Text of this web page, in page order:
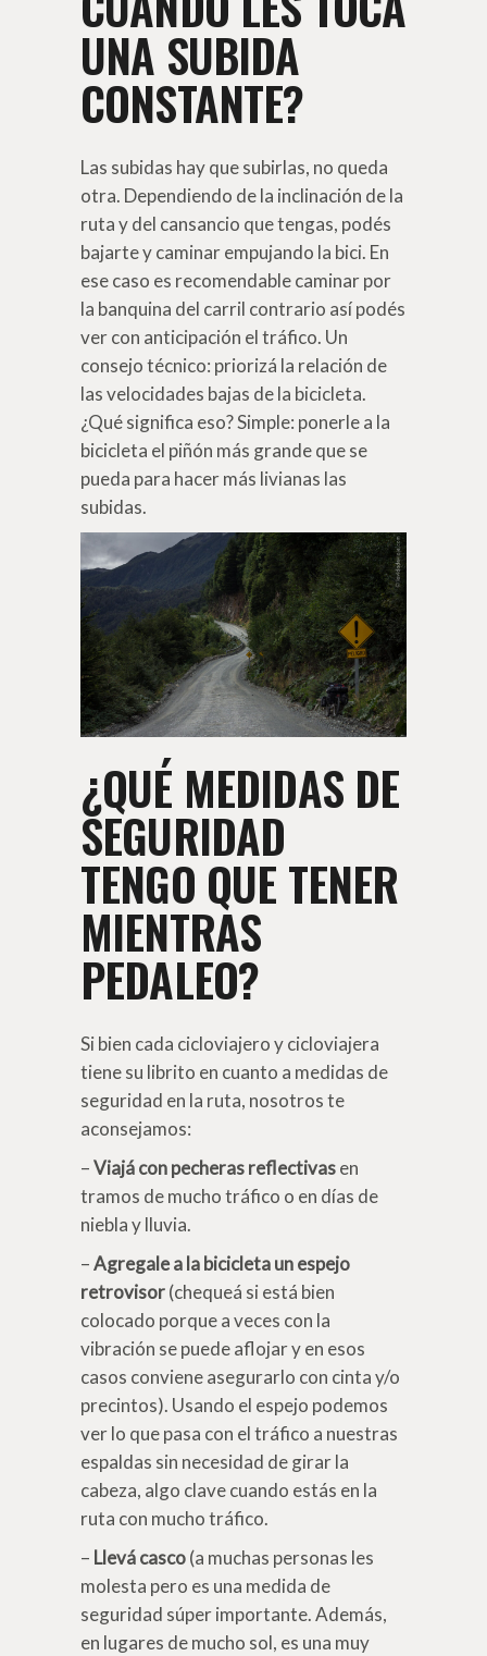
UNA SUBIDA
CONSTANTE?
Las subidas hay que subirlas, no queda
otra. Dependiendo de la inclinación de la
ruta y del cansancio que tengas, podés
bajarte y caminar empujando la bici. En
ese caso es recomendable caminar por
la banquina del carril contrario así podés
ver con anticipación el tráfico. Un
consejo técnico: priorizá la relación de
las velocidades bajas de la bicicleta.
¿Qué significa eso? Simple: ponerle a la
bicicleta el piñón más grande que se
pueda para hacer más livianas las
subidas.
¿QUÉ MEDIDAS DE
SEGURIDAD
TENGO QUE TENER
MIENTRAS
PEDALEO?
Si bien cada cicloviajero y cicloviajera
tiene su librito en cuanto a medidas de
seguridad en la ruta, nosotros te
aconsejamos:
–Viajá con pecheras reflectivasen
tramos de mucho tráfico o en días de
niebla y lluvia.
–Agregale a la bicicleta un espejo
retrovisor(chequeá si está bien
colocado porque a veces con la
vibración se puede aflojar y en esos
casos conviene asegurarlo con cinta y/o
precintos). Usando el espejo podemos
ver lo que pasa con el tráfico a nuestras
espaldas sin necesidad de girar la
cabeza, algo clave cuando estás en la
ruta con mucho tráfico.
– Llevá casco(a muchas personas les
molesta pero es una medida de
seguridad súper importante. Además,
en lugares de mucho sol, es una muy